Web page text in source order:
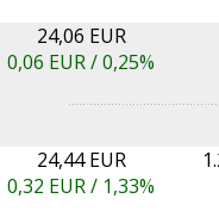
24,06 EUR
0,06 EUR /0,25%
24,44 EUR
0,32 EUR / 1,33%